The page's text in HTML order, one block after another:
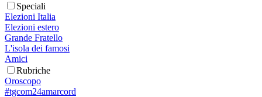
Speciali
Elezioni Italia
Elezioni estero
Grande Fratello
L'isola dei famosi
Amici
Rubriche
Oroscopo
#tgcom24amarcord